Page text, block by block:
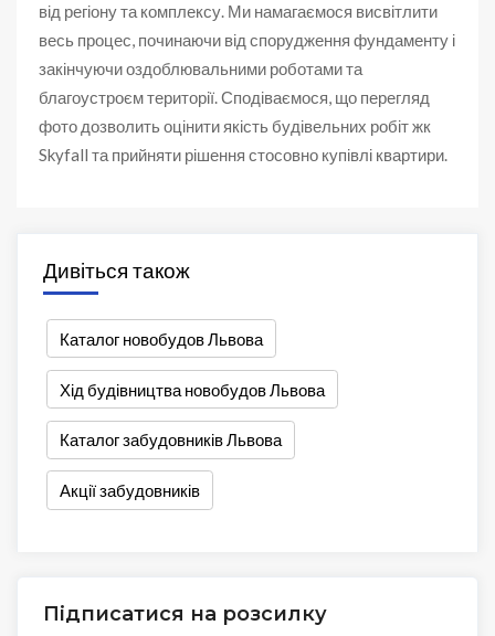
від регіону та комплексу. Ми намагаємося висвітлити
весь процес, починаючи від спорудження фундаменту і
закінчуючи оздоблювальними роботами та
благоустроєм території. Сподіваємося, що перегляд
фото дозволить оцінити якість будівельних робіт жк
Skyfall та прийняти рішення стосовно купівлі квартири.
Дивіться також
Каталог новобудов Львова
Хід будівництва новобудов Львова
Каталог забудовників Львова
Акції забудовників
Підписатися на розсилку